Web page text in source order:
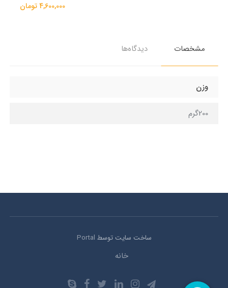
4,600,000 تومان
مشخصات دیدگاه‌ها
وزن
200گرم
ساخت سایت توسط Portal
خانه